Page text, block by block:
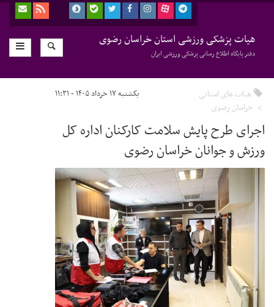
هیات پزشکی ورزشی استان خراسان رضوی
دفتر پایگاه اطلاع رسانی پزشکی ورزشی ایران
هیات های استانی
خراسان رضوی
یکشنبه ۱۷ خرداد ۱۴۰۵ - ۱۱:۳۱
اجرای طرح پایش سلامت کارکنان اداره کل
ورزش و جوانان خراسان رضوی